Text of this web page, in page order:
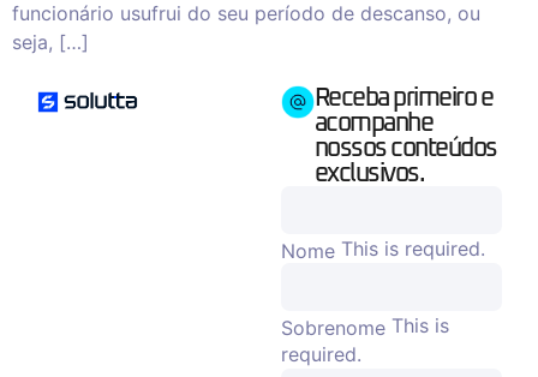
funcionário usufrui do seu período de descanso, ou
seja, […]
Receba primeiro e
acompanhe
nossos conteúdos
exclusivos.
Nome This is required.
Sobrenome This is
required.